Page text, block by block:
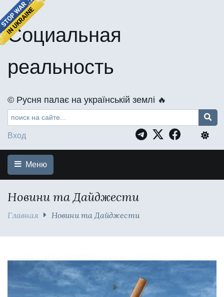
Социальная
реальность
©️ Русня палає на українській землі 🔥
Вход
Меню
Новини та Дайджести
Главная Новини та Дайджести